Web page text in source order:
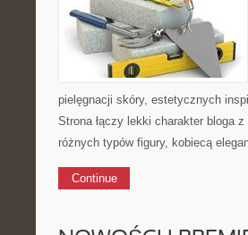
pielęgnacji skóry, estetycznych
Strona łączy lekki charakter bloga
różnych typów figury, kobiecą
Continue